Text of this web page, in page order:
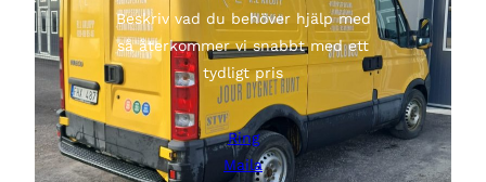
Beskriv vad du behöver hjälp med
så återkommer vi snabbt med ett
tydligt pris
Ring
Maila